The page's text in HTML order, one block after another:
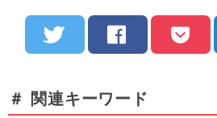
＃ 関連キーワード